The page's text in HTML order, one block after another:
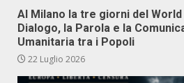
Al Milano la tre giorni del
Dialogo, la Parola e la
Umanitaria tra i Popoli
22 Luglio 2026